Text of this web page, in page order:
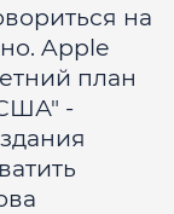
на
Apple
план
-